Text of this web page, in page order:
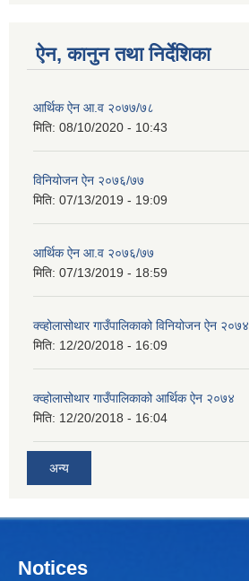
ऐन, कानुन तथा निर्देशिका
आर्थिक ऐन आ.व २०७७/७८
मिति: 08/10/2020 - 10:43
विनियोजन ऐन २०७६/७७
मिति: 07/13/2019 - 19:09
आर्थिक ऐन आ.व २०७६/७७
मिति: 07/13/2019 - 18:59
क्व्होलासोथार गाउँपालिकाको विनियोजन ऐन २०७४
मिति: 12/20/2018 - 16:09
क्व्होलासोथार गाउँपालिकाको आर्थिक ऐन २०७४
मिति: 12/20/2018 - 16:04
अन्य
Notices